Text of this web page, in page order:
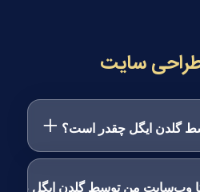
سایت
گلدن ایگل چقدر است؟
وب‌سایت من توسط گلدن ایگل